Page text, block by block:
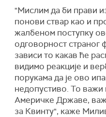
"Мислим да би прави
понови ствар као и
жалбеном поступку
одговорност страног
зависи то какав ће
видимо реакције и
порукама да је ово
недопустиво. То важи
Америчке Државе,
за Квинту", каже